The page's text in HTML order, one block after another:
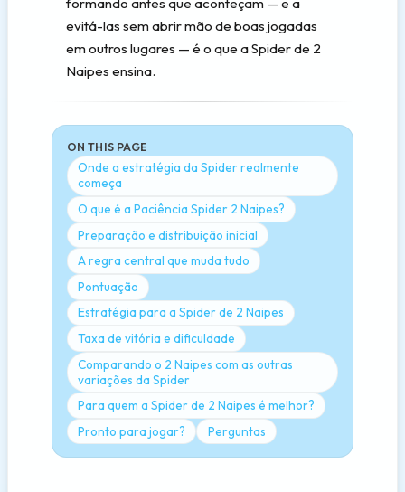
evitá-las sem abrir mão de boas jogadas
em outros lugares — é o que a Spider de 2
Naipes ensina.
ON THIS PAGE
Onde a estratégia da Spider realmente
começa
O que é a Paciência Spider 2 Naipes?
Preparação e distribuição inicial
A regra central que muda tudo
Pontuação
Estratégia para a Spider de 2 Naipes
Taxa de vitória e dificuldade
Comparando o 2 Naipes com as outras
variações da Spider
Para quem a Spider de 2 Naipes é melhor?
Pronto para jogar?
Perguntas